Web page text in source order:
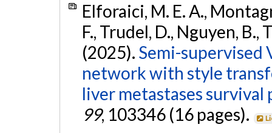
Elforaici, M. E. A.,
F., Trudel, D., Nguyen, B.,
(2025). Semi-
network with style
liver metastases
99, 103346 (16 pages).